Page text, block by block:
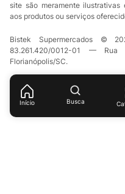
Início Busca
site são meramente ilustrativas
aos produtos ou serviços
Bistek Supermercados ©
83.261.420/0012-01 —
Florianópolis/SC.